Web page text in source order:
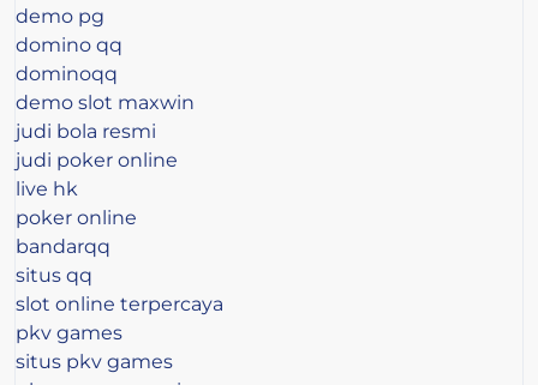
demo pg
domino qq
dominoqq
demo slot maxwin
judi bola resmi
judi poker online
live hk
poker online
bandarqq
situs qq
slot online terpercaya
pkv games
situs pkv games